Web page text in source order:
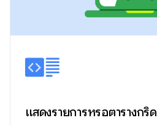
แสดงรายการหรือตารางกริด